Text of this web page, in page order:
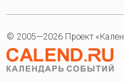
© 2005—2026 Проект